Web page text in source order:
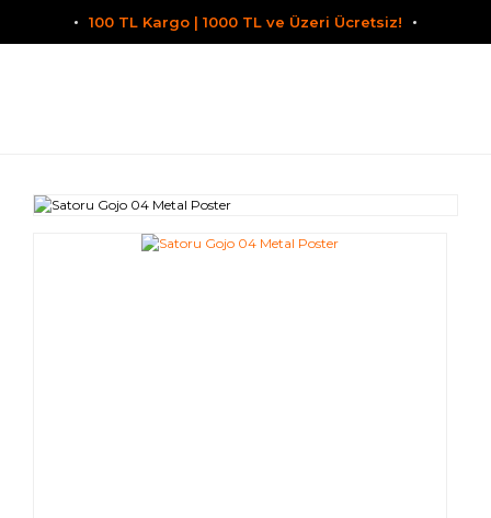
100 TL Kargo | 1000 TL ve Üzeri Ücretsiz!